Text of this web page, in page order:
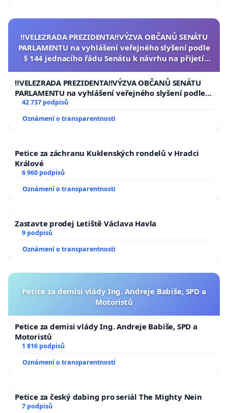
‼️VELEZRADA PREZIDENTA‼️VÝZVA OBČANŮ SENÁTU
PARLAMENTU na vyhlášení veřejného slyšení podle
§ 144 jednacího řádu Senátu k návrhu na přijetí
republiky
‼️VELEZRADA PREZIDENTA‼️VÝZVA OBČANŮ SENÁTU
PARLAMENTU na vyhlášení veřejného slyšení podle §
144 jednacího řádu Senátu k návrhu na přijetí
usnesení k podání ústavní žaloby na prezidenta
republiky
42 737 podpisů
Oznámení o transparentnosti
Petice za záchranu Kuklenských rondelů v Hradci
Králové
6 960 podpisů
Oznámení o transparentnosti
Zastavte prodej Letiště Václava Havla
9 podpisů
Oznámení o transparentnosti
Petice za demisi vlády Ing. Andreje Babiše, SPD a
Motoristů
Petice za demisi vlády Ing. Andreje Babiše, SPD a
Motoristů
1 816 podpisů
Oznámení o transparentnosti
Petice za český dabing pro seriál The Mighty Nein
7 podpisů